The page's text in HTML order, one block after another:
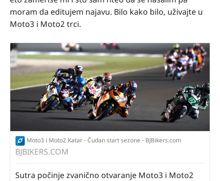
moram da editujem najavu. Bilo kako bilo, uživajte u
Moto3 i Moto2 trci.
Moto3 i Moto2 Katar - Čudan start sezone - BJBikers.com
BJBIKERS.COM
Sutra počinje zvanično otvaranje Moto3 i Moto2